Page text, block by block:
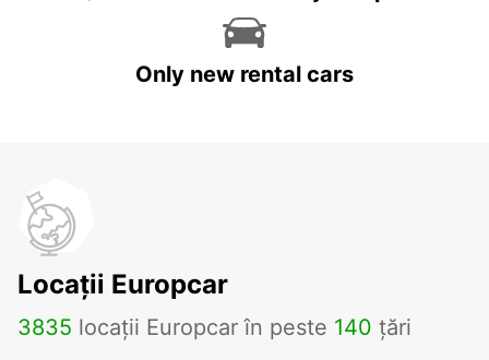
Only new rental cars
Locații Europcar
3835 locații Europcar în peste 140 țări